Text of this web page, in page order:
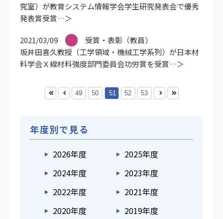
究室）が教育システム情報学会学生研究発表会で優秀
発表賞受賞
2021/03/09
受賞・表彰（教員）
坂井田喜久教授（工学領域・機械工学系列）が日本材
料学会Ｘ線材料強度部門委員会功労賞を受賞
49 50 51 52 53
年度別で見る
2026年度
2025年度
2024年度
2023年度
2022年度
2021年度
2020年度
2019年度